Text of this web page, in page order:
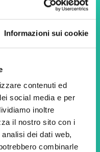
Informazioni sui cookie
contenuti ed
social media e per
inoltre
il nostro sito con i
dei dati web,
combinarle
2025 per
*